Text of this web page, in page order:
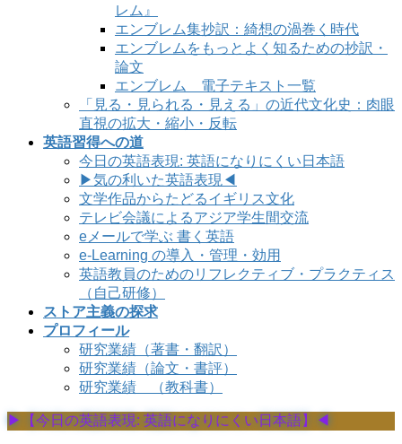
レム』
エンブレム集抄訳：綺想の渦巻く時代
エンブレムをもっとよく知るための抄訳・
論文
エンブレム 電子テキスト一覧
「見る・見られる・見える」の近代文化史：肉眼
直視の拡大・縮小・反転
英語習得への道
今日の英語表現: 英語になりにくい日本語
▶気の利いた英語表現◀
文学作品からたどるイギリス文化
テレビ会議によるアジア学生間交流
eメールで学ぶ 書く英語
e-Learning の導入・管理・効用
英語教員のためのリフレクティブ・プラクティス
（自己研修）
ストア主義の探求
プロフィール
研究業績（著書・翻訳）
研究業績（論文・書評）
研究業績 （教科書）
▶【今日の英語表現: 英語になりにくい日本語】◀